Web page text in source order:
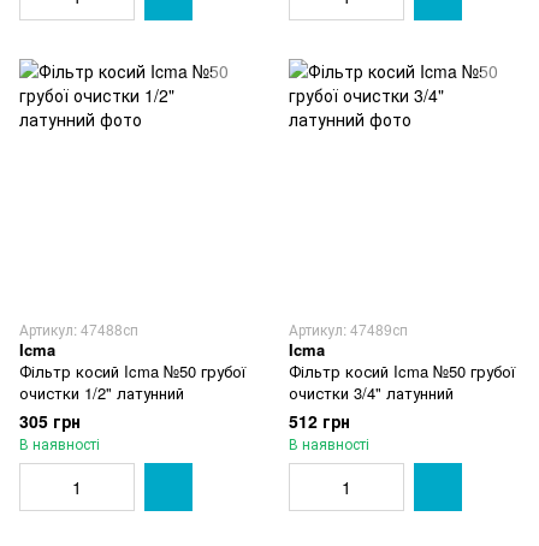
Артикул: 47488сп
Icma
Фільтр косий Icma №50 грубої
очистки 1/2" латунний
305 грн
В наявності
Артикул: 47489сп
Icma
Фільтр косий Icma №50 грубої
очистки 3/4" латунний
512 грн
В наявності